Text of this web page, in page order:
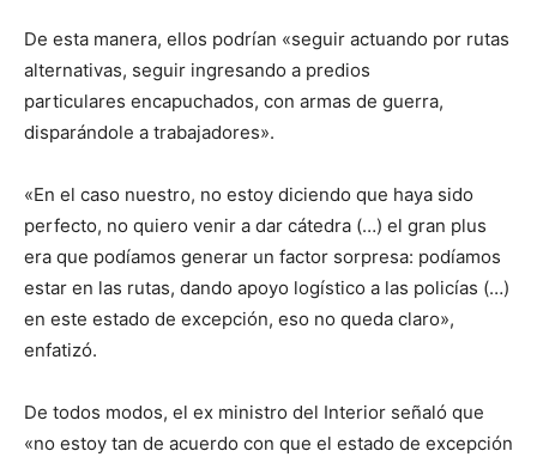
De esta manera, ellos podrían «seguir actuando por rutas
alternativas, seguir ingresando a predios
particulares encapuchados, con armas de guerra,
disparándole a trabajadores».
«En el caso nuestro, no estoy diciendo que haya sido
perfecto, no quiero venir a dar cátedra (…) el gran plus
era que podíamos generar un factor sorpresa: podíamos
estar en las rutas, dando apoyo logístico a las policías (…)
en este estado de excepción, eso no queda claro»,
enfatizó.
De todos modos, el ex ministro del Interior señaló que
«no estoy tan de acuerdo con que el estado de excepción